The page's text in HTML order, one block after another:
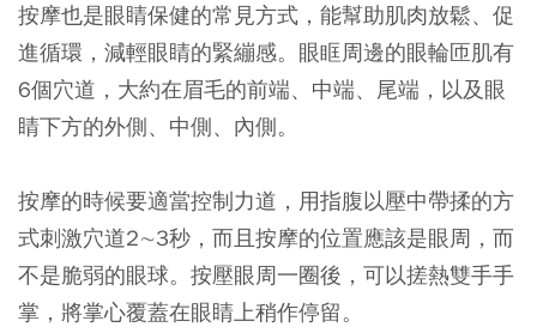
按摩也是眼睛保健的常見方式，能幫助肌肉放鬆、促
進循環，減輕眼睛的緊繃感。眼眶周邊的眼輪匝肌有
6個穴道，大約在眉毛的前端、中端、尾端，以及眼
睛下方的外側、中側、內側。
按摩的時候要適當控制力道，用指腹以壓中帶揉的方
式刺激穴道2∼3秒，而且按摩的位置應該是眼周，而
不是脆弱的眼球。按壓眼周一圈後，可以搓熱雙手手
掌，將掌心覆蓋在眼睛上稍作停留。